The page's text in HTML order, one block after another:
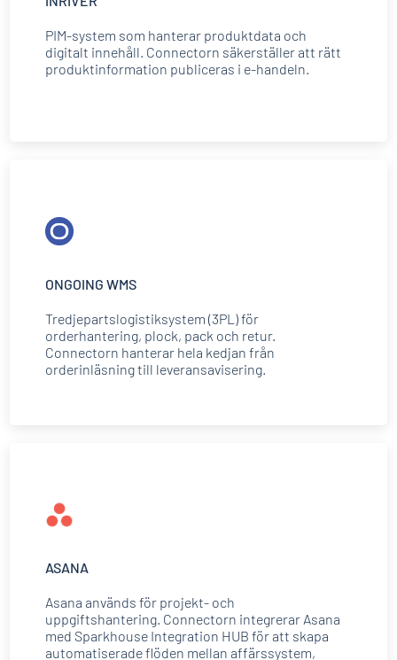
PIM-system som hanterar produktdata och
digitalt innehåll. Connectorn säkerställer att rätt
produktinformation publiceras i e-handeln.
ONGOING WMS
Tredjepartslogistiksystem (3PL) för
orderhantering, plock, pack och retur.
Connectorn hanterar hela kedjan från
orderinläsning till leveransavisering.
ASANA
Asana används för projekt- och
uppgiftshantering. Connectorn integrerar Asana
med Sparkhouse Integration HUB för att skapa
automatiserade flöden mellan affärssystem,